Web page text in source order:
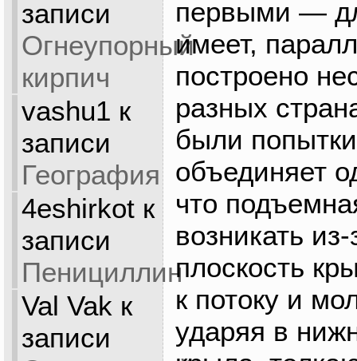
записи
Огнеупорный
кирпич
vashu1 к
записи
География
4eshirkotк
записи
Пенициллин
Val Vak к
записи
первыми —
имеет,
построено
разных
были
объединяет
что
возникать
плоскость
к потоку и
ударяя в